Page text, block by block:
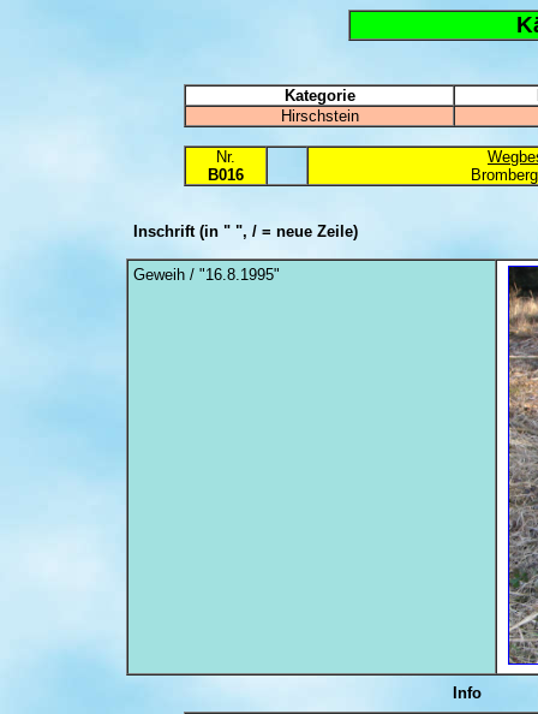
Kategorie
Hirschstein
Nr.
B016
Inschrift(in " ", / = neue Zeile)
Geweih / "16.8.1995"
Info